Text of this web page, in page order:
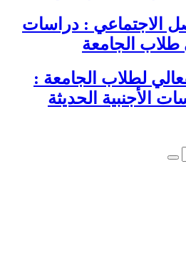
الاجتماعي : دراسات
طلاب الجامعة
لطلاب الجامعة :
الأجنبية الحديثة